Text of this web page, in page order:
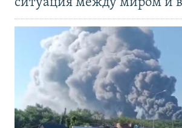
ситуация между миром и